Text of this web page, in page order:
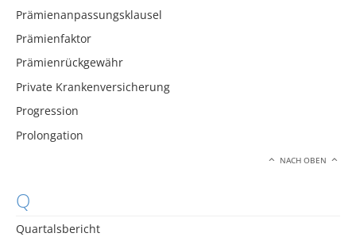
Prämienanpassungsklausel
Prämienfaktor
Prämienrückgewähr
Private Krankenversicherung
Progression
Prolongation
NACH OBEN
Q
Quartalsbericht